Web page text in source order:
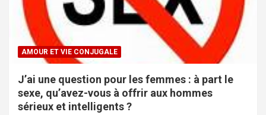
AMOUR ET VIE CONJUGALE
J’ai une question pour les femmes : à part le
sexe, qu’avez-vous à offrir aux hommes
sérieux et intelligents ?